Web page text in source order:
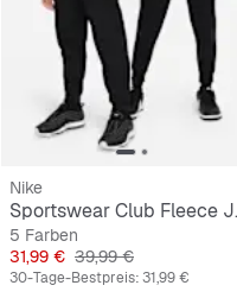
Nike
5 Farben
Preis
31,99 € Originalpreis
39,99 €
30-Tage-Bestpreis:31,99 €